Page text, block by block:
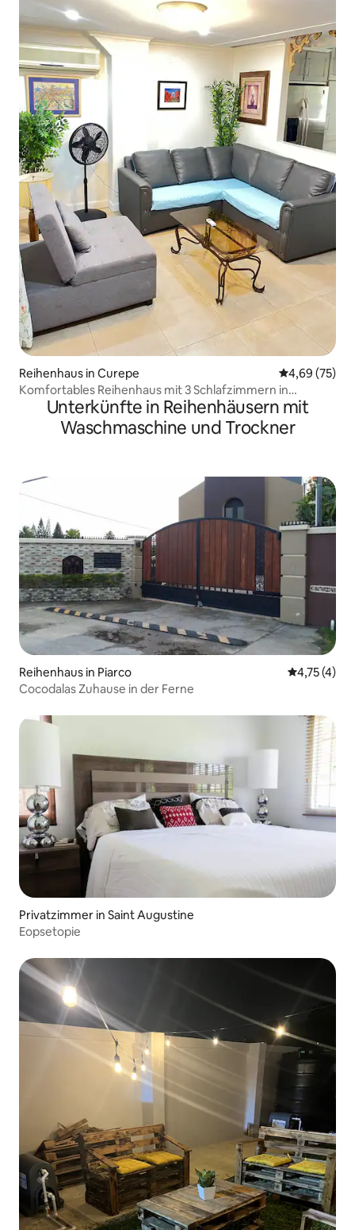
Reihenhaus in Curepe
4,69 (75)
Komfortables Reihenhaus mit 3 Schlafzimmern in
großartiger Lage
Unterkünfte in Reihenhäusern mit
Waschmaschine und Trockner
Reihenhaus in Piarco
4,75 (4)
Cocodalas Zuhause in der Ferne
Privatzimmer in Saint Augustine
Eopsetopie